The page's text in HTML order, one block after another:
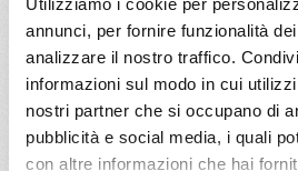
annunci, per fornire funzionalità
analizzare il nostro traffico.
informazioni sul modo in cui
nostri partner che si occupano di
pubblicità e social media, i quali
con altre informazioni che hai
€ 1.281